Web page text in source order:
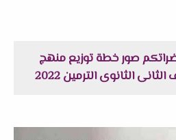
صور خطة توزيع منهج
الثانوى الترمين 2022